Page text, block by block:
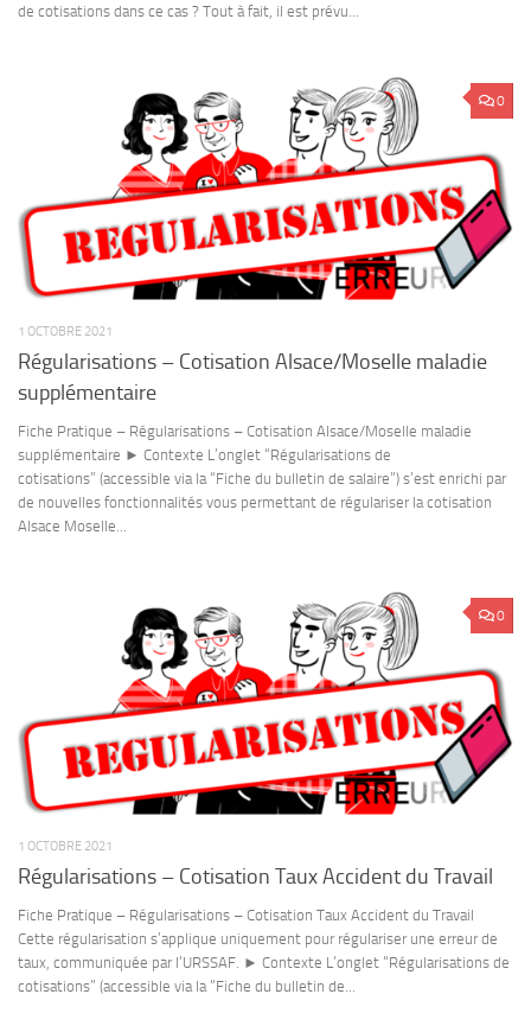
de cotisations dans ce cas ? Tout à fait, il est prévu...
0
1 OCTOBRE 2021
Régularisations – Cotisation Alsace/Moselle maladie
supplémentaire
Fiche Pratique – Régularisations – Cotisation Alsace/Moselle maladie
supplémentaire ► Contexte L’onglet “Régularisations de
cotisations” (accessible via la “Fiche du bulletin de salaire”) s’est enrichi par
de nouvelles fonctionnalités vous permettant de régulariser la cotisation
Alsace Moselle...
0
1 OCTOBRE 2021
Régularisations – Cotisation Taux Accident du Travail
Fiche Pratique – Régularisations – Cotisation Taux Accident du Travail
Cette régularisation s’applique uniquement pour régulariser une erreur de
taux, communiquée par l’URSSAF. ► Contexte L’onglet “Régularisations de
cotisations” (accessible via la “Fiche du bulletin de...